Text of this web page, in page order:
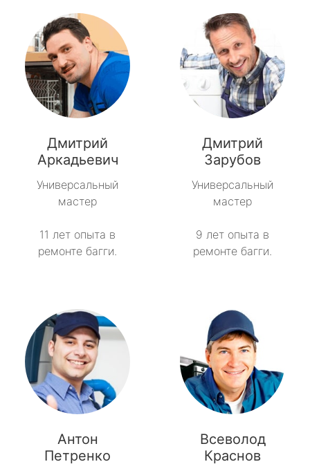
Дмитрий
Аркадьевич
Универсальный
мастер
11 лет опыта в
ремонте багги.
Дмитрий
Зарубов
Универсальный
мастер
9 лет опыта в
ремонте багги.
Антон
Петренко
Всеволод
Краснов